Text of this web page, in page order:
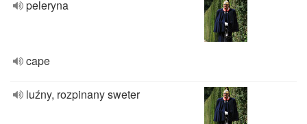
peleryna
cape
luźny, rozpinany sweter